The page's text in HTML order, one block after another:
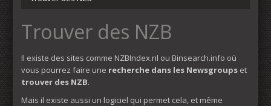
Trouver des NZB
Il existe des sites comme NZBIndex.nl ou Binsearch.info où
vous pourrez faire une recherche dans les Newsgroups et
trouver des NZB.
Mais il existe aussi un logiciel qui permet cela, et même